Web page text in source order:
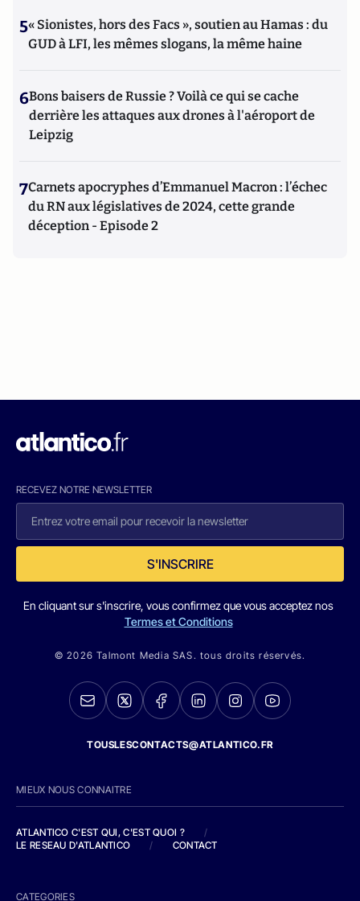
5« Sionistes, hors des Facs », soutien au Hamas : du
GUD à LFI, les mêmes slogans, la même haine
6Bons baisers de Russie ? Voilà ce qui se cache
derrière les attaques aux drones à l'aéroport de
Leipzig
7Carnets apocryphes d’Emmanuel Macron : l’échec
du RN aux législatives de 2024, cette grande
déception - Episode 2
RECEVEZ NOTRE NEWSLETTER
S'INSCRIRE
En cliquant sur s'inscrire, vous confirmez que vous acceptez nos
Termes et Conditions
© 2026 Talmont Media SAS. tous droits réservés.
TOUSLESCONTACTS@ATLANTICO.FR
MIEUX NOUS CONNAITRE
ATLANTICO C'EST QUI, C'EST QUOI ?
/
LE RESEAU D'ATLANTICO
/ CONTACT
CATEGORIES